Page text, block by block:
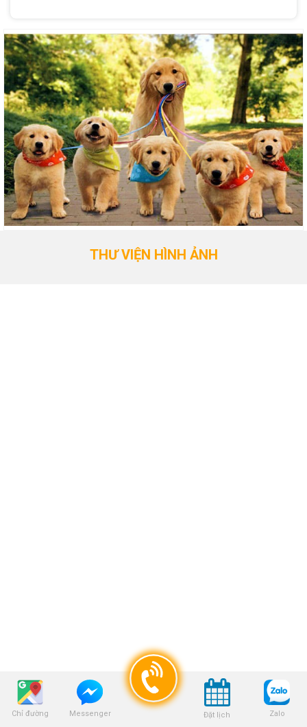
Chỉ đường Messenger Đặt lịch Zalo
THƯ VIỆN HÌNH ẢNH
LIÊN HỆ CHÚNG TÔI